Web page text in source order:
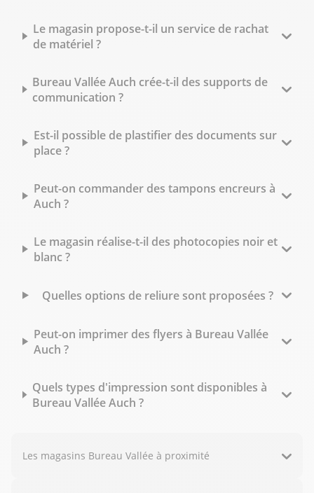
Le magasin propose-t-il un service de rachat
de matériel ?
Bureau Vallée Auch crée-t-il des supports de
communication ?
Est-il possible de plastifier des documents sur
place ?
Peut-on commander des tampons encreurs à
Auch ?
Le magasin réalise-t-il des photocopies noir et
blanc ?
Quelles options de reliure sont proposées ?
Peut-on imprimer des flyers à Bureau Vallée
Auch ?
Quels types d'impression sont disponibles à
Bureau Vallée Auch ?
Les magasins Bureau Vallée à proximité